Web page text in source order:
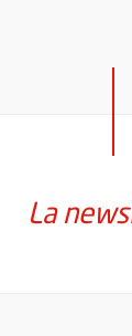
La
d'information